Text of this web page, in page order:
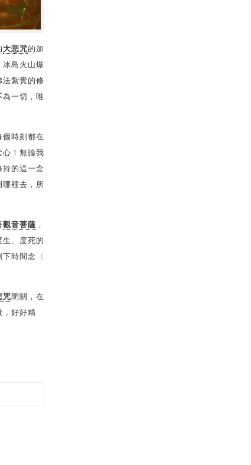
大悲咒的加
島火山爆
法紮實的修
為一切，唯
個時刻都在
心！無論我
持的這一念
哪裡去，所
觀音菩薩 ，
生、度死的
時間念〈
咒閉關，在
，好好精